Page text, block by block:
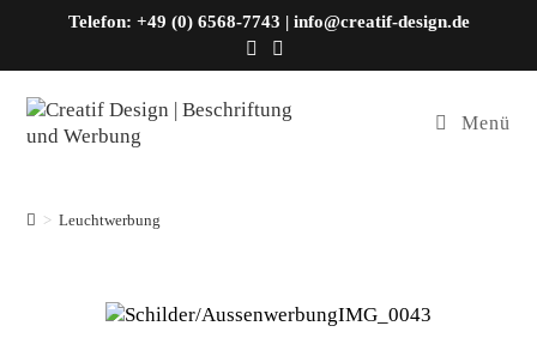
Telefon: +49 (0) 6568-7743 | info@creatif-design.de
Menü
Leuchtwerbung
> Leuchtwerbung